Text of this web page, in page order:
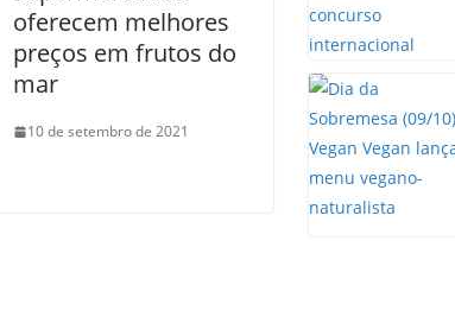
oferecem melhores
preços em frutos do
mar
10 de setembro de 2021